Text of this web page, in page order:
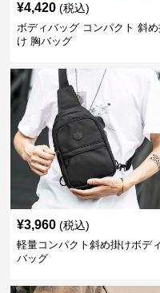
¥4,420 (税込)
ボディバッグ コンパクト 斜
け 胸バッグ
¥3,960 (税込)
軽量コンパクト斜め掛けボディ
バッグ